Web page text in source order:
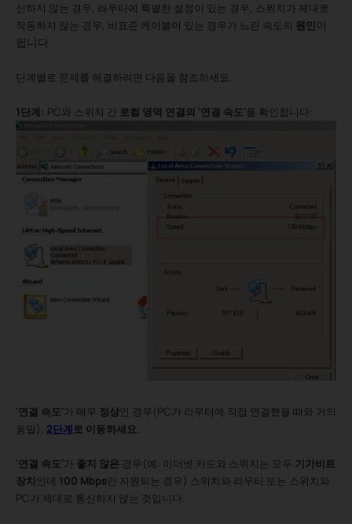
신하지 않는 경우, 라우터에 특별한 설정이 있는 경우, 스위치가 제대로
작동하지 않는 경우, 비표준 케이블이 있는 경우가 느린 속도의 원인 이
됩니다.
단계별로 문제를 해결하려면 다음을 참조하세요.
1단계: PC와 스위치 간 로컬 영역 연결의 '연결 속도'를 확인합니다:
'연결 속도'가 매우 정상인 경우(PC가 라우터에 직접 연결했을 때와 거의
동일), 2단계로 이동하세요.
'연결 속도'가 좋지 않은 경우(예: 이더넷 카드와 스위치는 모두 기가비트
장치 인데 100 Mbps만 지원되는 경우) 스위치와 라우터 또는 스위치와
PC가 제대로 통신하지 않는 것입니다.